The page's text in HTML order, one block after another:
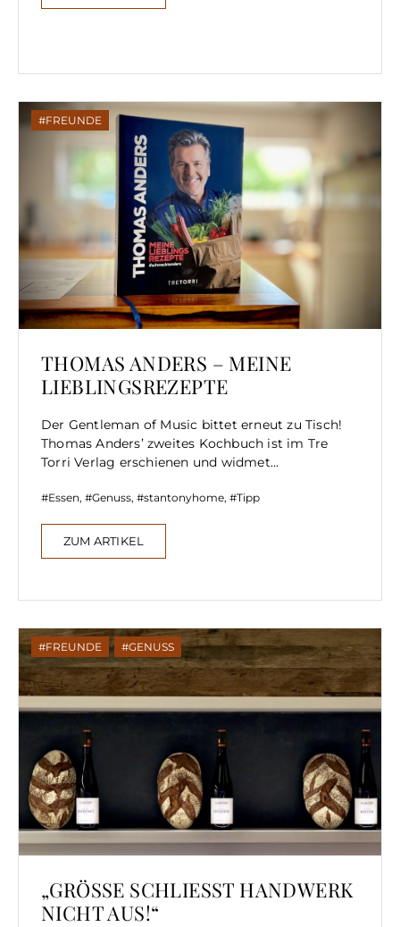
FREUNDE
THOMAS ANDERS – MEINE
LIEBLINGSREZEPTE
Der Gentleman of Music bittet erneut zu Tisch!
Thomas Anders’ zweites Kochbuch ist im Tre
Torri Verlag erschienen und widmet...
Essen, Genuss, stantonyhome, Tipp
ZUM ARTIKEL
FREUNDE , GENUSS
„GRÖSSE SCHLIESST HANDWERK NI
CHT AUS!“